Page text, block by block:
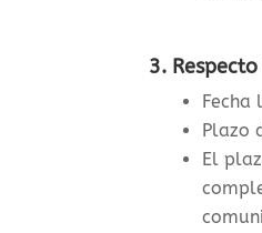
3.
Fecha
Plazo
El